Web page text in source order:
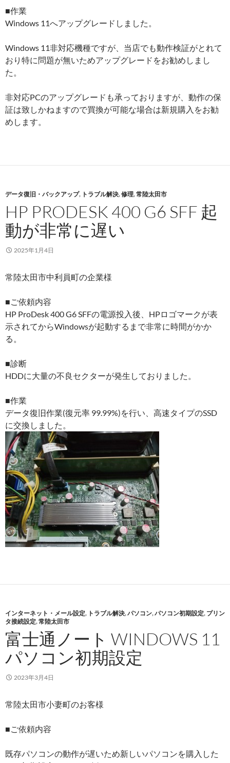
■作業
Windows 11へアップグレードしました。
Windows 11非対応機種ですが、当店でも動作検証がとれて
おり特に問題が無いためアップグレードをお勧めしまし
た。
非対応PCのアップグレードも承っておりますが、動作の保
証は致しかねますので買換が可能な場合は新規購入をお勧
めします。
データ復旧・バックアップ, トラブル解決,修理,常陸太田市
HP PRODESK 400 G6 SFF 起
動が非常に遅い
2025年1月4日
常陸太田市中利員町の企業様
■ご依頼内容
HP ProDesk 400 G6 SFFの電源投入後、HPロゴマークが表
示されてからWindowsが起動するまで非常に時間がかか
る。
■診断
HDDに大量の不良セクターが発生しておりました。
■作業
データ復旧作業(復元率 99.99%)を行い、高速タイプのSSD
に交換しました。
インターネット・メール設定, トラブル解決,パソコン,パソコン初期設定, プリン
タ接続設定,常陸太田市
富士通ノート WINDOWS 11
パソコン初期設定
2023年3月4日
常陸太田市小妻町のお客様
■ご依頼内容
既存パソコンの動作が遅いため新しいパソコンを購入した